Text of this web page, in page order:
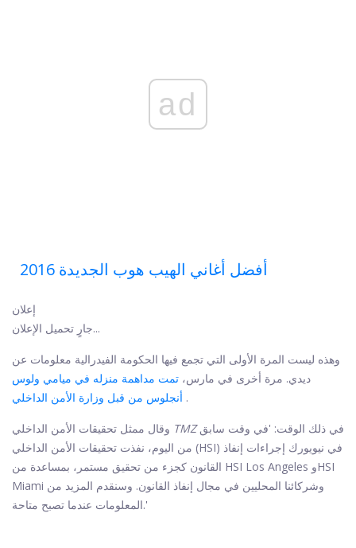
ad
أفضل أغاني الهيب هوب الجديدة 2016
إعلان
جارٍ تحميل الإعلان...
وهذه ليست المرة الأولى التي تجمع فيها الحكومة الفيدرالية معلومات عن
ديدي. مرة أخرى في مارس، تمت مداهمة منزله في ميامي ولوس
أنجلوس من قبل وزارة الأمن الداخلي .
TMZفي ذلك الوقت: 'في وقت سابق
من اليوم، نفذت تحقيقات الأمن الداخلي (HSI) في نيويورك إجراءات إنفاذ
القانون كجزء من تحقيق مستمر، بمساعدة من HSI Los Angeles وHSI
Miami وشركائنا المحليين في مجال إنفاذ القانون. وسنقدم المزيد من
المعلومات عندما تصبح متاحة.'